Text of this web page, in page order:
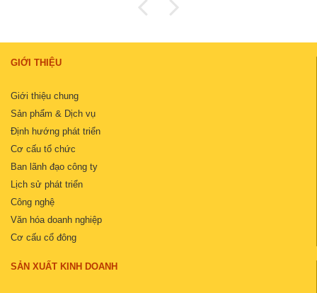
GIỚI THIỆU
Giới thiệu chung
Sản phẩm & Dịch vụ
Định hướng phát triển
Cơ cấu tổ chức
Ban lãnh đạo công ty
Lịch sử phát triển
Công nghệ
Văn hóa doanh nghiệp
Cơ cấu cổ đông
SẢN XUẤT KINH DOANH